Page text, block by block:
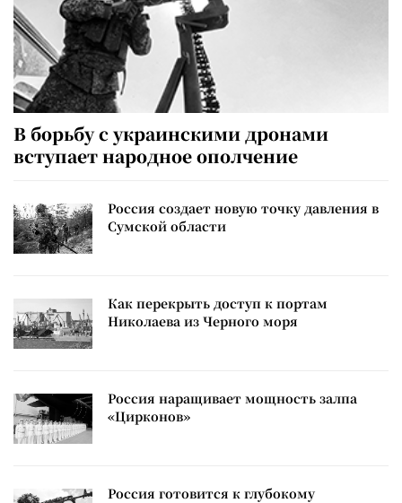
В борьбу с украинскими дронами
вступает народное ополчение
Россия создает новую точку давления в
Сумской области
Как перекрыть доступ к портам
Николаева из Черного моря
Россия наращивает мощность залпа
«Цирконов»
Россия готовится к глубокому